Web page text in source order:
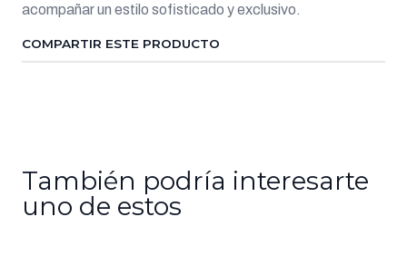
acompañar un estilo sofisticado y exclusivo.
COMPARTIR ESTE PRODUCTO
También podría interesarte
uno de estos